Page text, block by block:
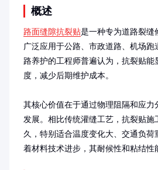
概述
路面缝隙抗裂贴是一种专为道路裂缝
广泛应用于公路、市政道路、机场跑
路养护的工程师普遍认为，抗裂贴能
度，减少后期维护成本。
其核心价值在于通过物理阻隔和应力
发展。相比传统灌缝工艺，抗裂贴施
久，特别适合温度变化大、交通负荷
着材料技术进步，其耐候性和粘结性